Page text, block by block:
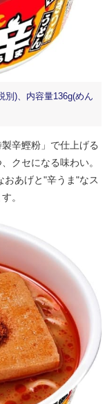
別)、内容量136g(めん
辛鰹粉」で仕上げる
クセになる味わい。
おあげと"辛うま"なス
。